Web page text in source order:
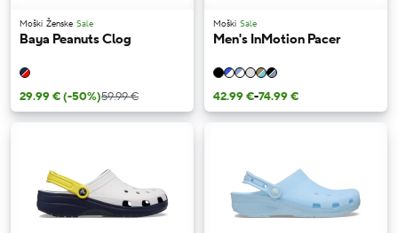
Moški Ženske Sale
Baya Peanuts Clog
29.99 €(-50%)59.99 €
Moški Sale
Men's InMotion Pacer
42.99 €-74.99 €